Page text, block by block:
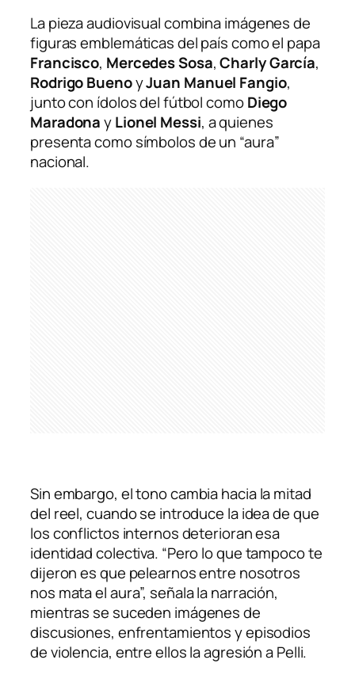
La pieza audiovisual combina imágenes de
figuras emblemáticas del país como el papa
Francisco, Mercedes Sosa,Charly García,
Rodrigo BuenoyJuan Manuel Fangio,
junto con ídolos del fútbol comoDiego
MaradonayLionel Messi, a quienes
presenta como símbolos de un “aura”
nacional.
Sin embargo, el tono cambia hacia la mitad
del reel, cuando se introduce la idea de que
los conflictos internos deterioran esa
identidad colectiva. “Pero lo que tampoco te
dijeron es que pelearnos entre nosotros
nos mata el aura”, señala la narración,
mientras se suceden imágenes de
discusiones, enfrentamientos y episodios
de violencia, entre ellos la agresión a Pelli.